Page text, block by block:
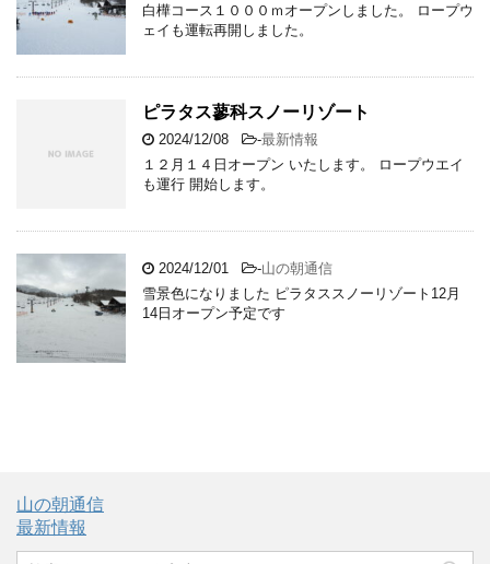
白樺コース１０００ｍオープンしました。 ロープウ
ェイも運転再開しました。
ピラタス蓼科スノーリゾート
2024/12/08 -最新情報
１２月１４日オープン いたします。 ロープウエイ
も運行 開始します。
2024/12/01 -山の朝通信
雪景色になりました ピラタススノーリゾート12月
14日オープン予定です
山の朝通信
最新情報